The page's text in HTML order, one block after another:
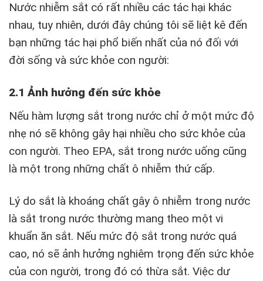
Nước nhiễm sắt có rất nhiều các tác hại khác
nhau, tuy nhiên, dưới đây chúng tôi sẽ liệt kê đến
bạn những tác hại phổ biến nhất của nó đối với
đời sống và sức khỏe con người:
2.1 Ảnh hưởng đến sức khỏe
Nếu hàm lượng sắt trong nước chỉ ở một mức độ
nhẹ nó sẽ không gây hại nhiều cho sức khỏe của
con người. Theo EPA, sắt trong nước uống cũng
là một trong những chất ô nhiễm thứ cấp.
Lý do sắt là khoáng chất gây ô nhiễm trong nước
là sắt trong nước thường mang theo một vi
khuẩn ăn sắt. Nếu mức độ sắt trong nước quá
cao, nó sẽ ảnh hưởng nghiêm trọng đến sức khỏe
của con người, trong đó có thừa sắt. Việc dư